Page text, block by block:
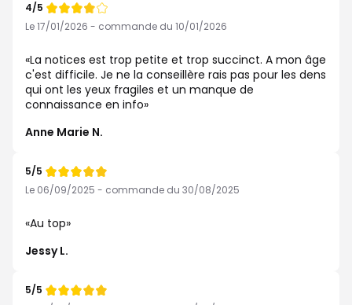
Note
de
4/5
Le 17/01/2026 - commande du 10/01/2026
La notices est trop petite et trop succinct. A mon âge
c'est difficile. Je ne la conseillère rais pas pour les dens
qui ont les yeux fragiles et un manque de
connaissance en info
Anne Marie N.
Note
de
5/5
Le 06/09/2025 - commande du 30/08/2025
Au top
Jessy L.
Note
5/5